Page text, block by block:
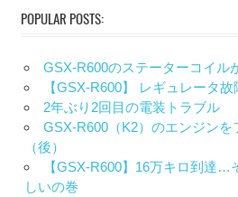
POPULAR POSTS:
GSX-R600のステーターコイル
【GSX-R600】 レギュレータ故
2年ぶり2回目の電装トラブル
GSX-R600（K2）のエンジン
（後）
【GSX-R600】16万キロ到達…
しいの巻